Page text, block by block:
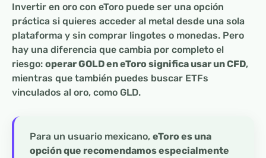
Invertir en oro con eToro puede ser una opción
práctica si quieres acceder al metal desde una sola
plataforma y sin comprar lingotes o monedas. Pero
hay una diferencia que cambia por completo el
riesgo: operar GOLD en eToro significa usar un CFD,
mientras que también puedes buscar ETFs
vinculados al oro, como GLD.
Para un usuario mexicano, eToro es una
opción que recomendamos especialmente